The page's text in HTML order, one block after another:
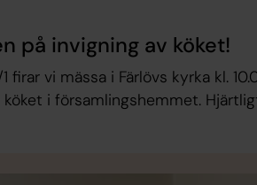
på invigning av köket!
firar vi mässa i Färlövs kyrka kl.
i församlingshemmet.